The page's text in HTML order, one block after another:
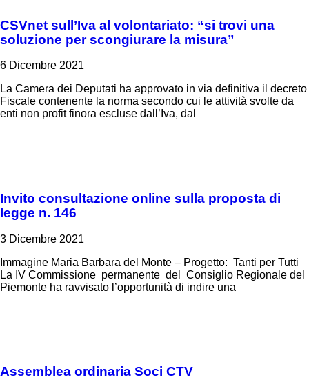
CSVnet sull’Iva al volontariato: “si trovi una
soluzione per scongiurare la misura”
6 Dicembre 2021
La Camera dei Deputati ha approvato in via definitiva il decreto
Fiscale contenente la norma secondo cui le attività svolte da
enti non profit finora escluse dall’Iva, dal
Invito consultazione online sulla proposta di
legge n. 146
3 Dicembre 2021
Immagine Maria Barbara del Monte – Progetto: Tanti per Tutti
La IV Commissione permanente del Consiglio Regionale del
Piemonte ha ravvisato l’opportunità di indire una
Assemblea ordinaria Soci CTV